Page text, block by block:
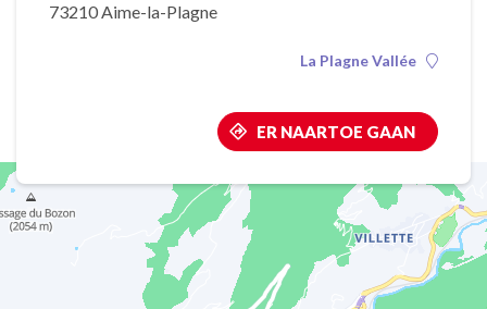
73210 Aime-la-Plagne
La Plagne Vallée
ER NAARTOE GAAN